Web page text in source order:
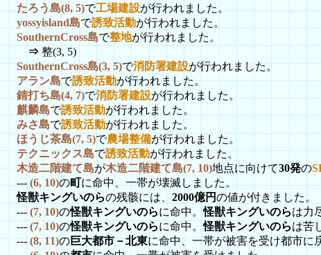
たろう島(8, 5)で工場建設が行われました。
yossyisland島で誘致活動が行われました。
SouthernCross島で整地が行われました。
⇒ 整(3, 5)
SouthernCross島(3, 5)で消防署建設が行われました。
アラン島で誘致活動が行われました。
錆打ち島(4, 7)で消防署建設が行われました。
麒麟島で誘致活動が行われました。
みさ島で誘致活動が行われました。
ほうじ茶島(7, 5)で農場整備が行われました。
テクニックス島で誘致活動が行われました。
木造二階建て島が木造二階建て島(7, 10)地点に向けて30発の
---(6, 10)の町に命中、一帯が壊滅しました。
怪獣キングいのらの残骸には、 2000億円の値が付きました。
--- (7, 10)の怪獣キングいのらに命中。怪獣キングいのらは力
--- (7, 10)の怪獣キングいのらに命中。怪獣キングいのらは苦
---(8, 11)の巨大都市－北東に命中、一帯が被害を受け都市に